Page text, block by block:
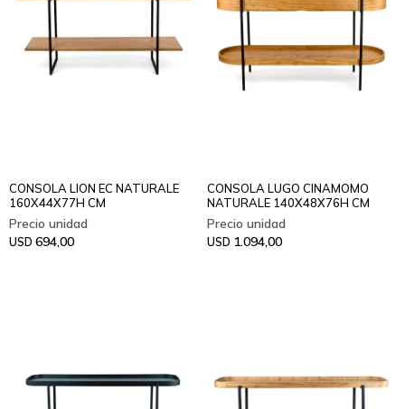
CONSOLA LION EC NATURALE
160X44X77H CM
USD 694,00
CONSOLA LUGO CINAMOMO
NATURALE 140X48X76H CM
USD 1.094,00